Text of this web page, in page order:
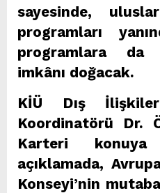
sayesinde,
programları
programlara da
imkânı doğacak.
KİÜ Dış
Koordinatörü Dr.
Karteri
açıklamada,
Konseyi’nin